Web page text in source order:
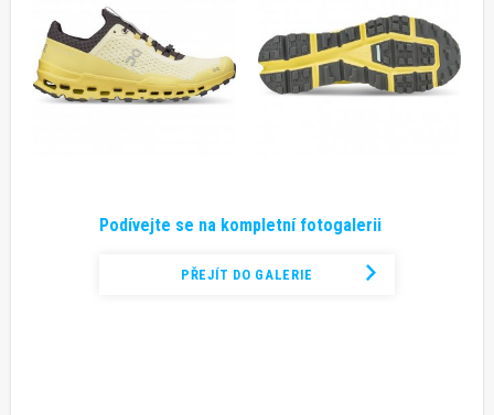
Podívejte se na kompletní fotogalerii
PŘEJÍT DO GALERIE